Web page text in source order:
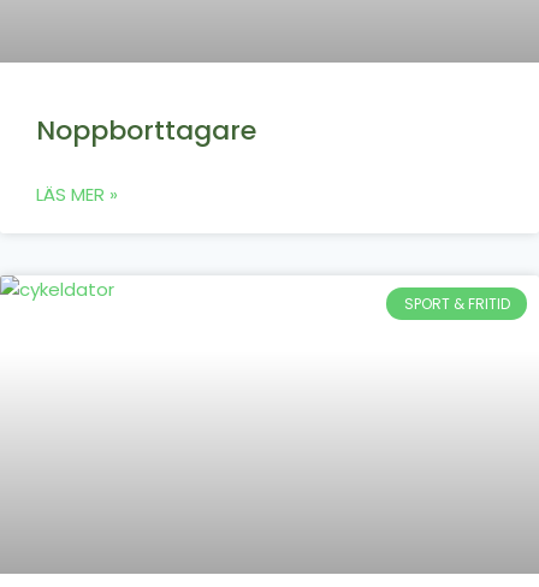
Noppborttagare
LÄS MER »
SPORT & FRITID